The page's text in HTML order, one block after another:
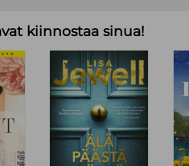
kiinnostaa sinua!